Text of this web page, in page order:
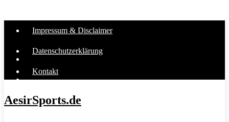
Impressum & Disclaimer
Datenschutzerklärung
Kontakt
AesirSports.de